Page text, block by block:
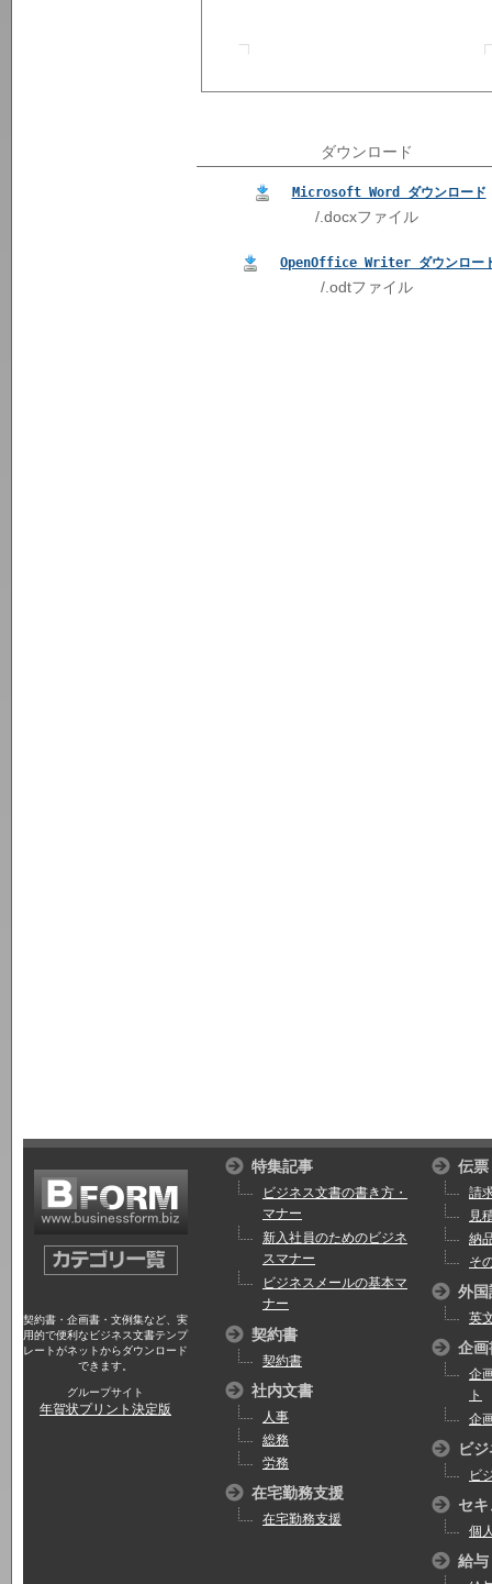
ダウンロード
Microsoft Word ダウンロード
/.docxファイル
OpenOffice Writer ダウンロー
/.odtファイル
契約書・企画書・文例集など、実
用的で便利なビジネス文書テンプ
レートがネットからダウンロード
できます。
グループサイト
年賀状プリント決定版
特集記事
ビジネス文書の書き方・
マナー
新入社員のためのビジネ
スマナー
ビジネスメールの基本マ
ナー
契約書
契約書
社内文書
人事
総務
労務
在宅勤務支援
在宅勤務支援
伝票
請
見
納
そ
外国
英
企画
企
ト
企
ビ
ビ
セ
個
給与